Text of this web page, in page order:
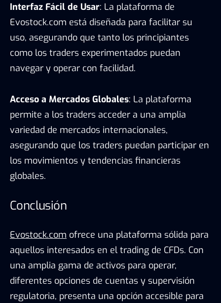
Interfaz Fácil de Usar: La plataforma de
Evostock.com está diseñada para facilitar su
uso, asegurando que tanto los principiantes
como los traders experimentados puedan
navegar y operar con facilidad.
Acceso a Mercados Globales: La plataforma
permite a los traders acceder a una amplia
variedad de mercados internacionales,
asegurando que los traders puedan participar en
los movimientos y tendencias financieras
globales.
Conclusión
Evostock.com ofrece una plataforma sólida para
aquellos interesados en el trading de CFDs. Con
una amplia gama de activos para operar,
diferentes opciones de cuentas y supervisión
regulatoria, presenta una opción accesible para